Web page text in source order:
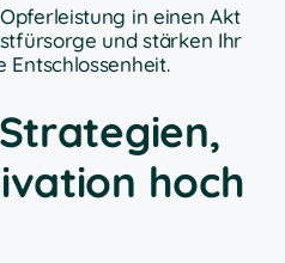
in einen Akt
und stärken Ihr
Entschlossenheit.
hoch